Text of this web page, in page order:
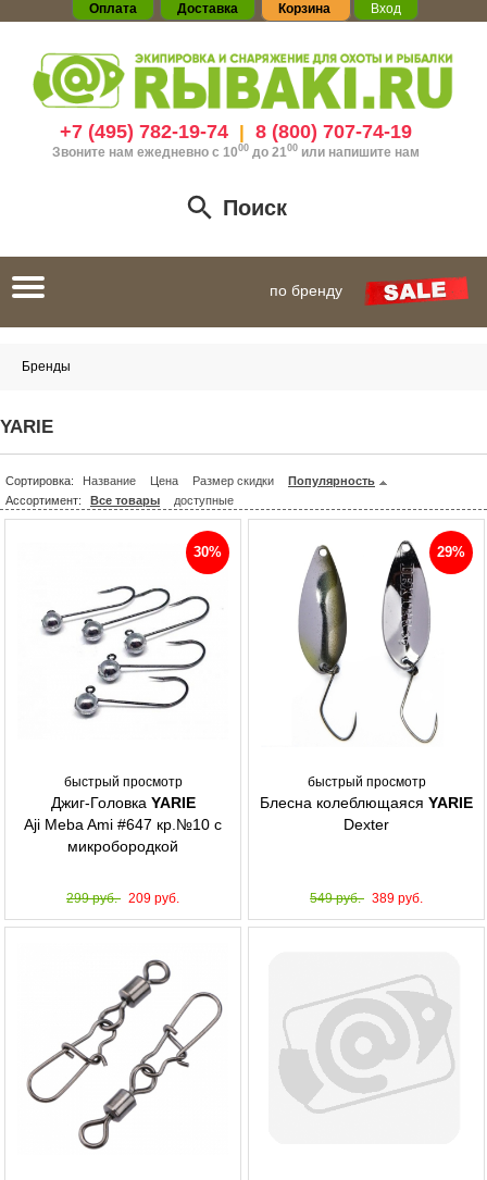
Оплата Доставка Корзина Вход
+7 (495) 782-19-74| 8 (800) 707-74-19
Звоните нам ежедневно с 1000до 21 00 или напишите нам
Поиск
Toggle
navigation
по бренду
Бренды
YARIE
Сортировка: Название Цена Размер скидки
Популярность
Ассортимент:
Все товары доступные
быстрый просмотр
30%
Джиг-Головка YARIE
Aji Meba Ami #647 кр.№10 с
микробородкой
299 руб. 209 руб.
быстрый просмотр
29%
Блесна колеблющаяся YARIE
Dexter
549 руб. 389 руб.